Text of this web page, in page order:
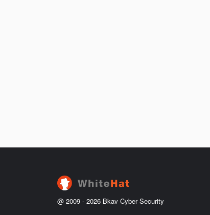
@ 2009 - 2026 Bkav Cyber Security